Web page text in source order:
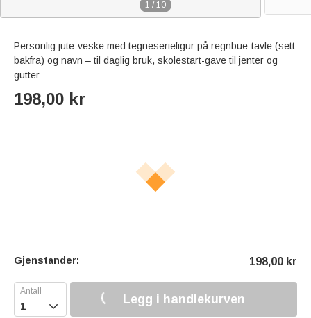
1 / 10
Personlig jute-veske med tegneseriefigur på regnbue-tavle (sett
bakfra) og navn – til daglig bruk, skolestart-gave til jenter og
gutter
198,00 kr
Gjenstander: 198,00 kr
 Legg i handlekurven